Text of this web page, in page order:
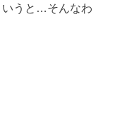
いうと…そんなわ